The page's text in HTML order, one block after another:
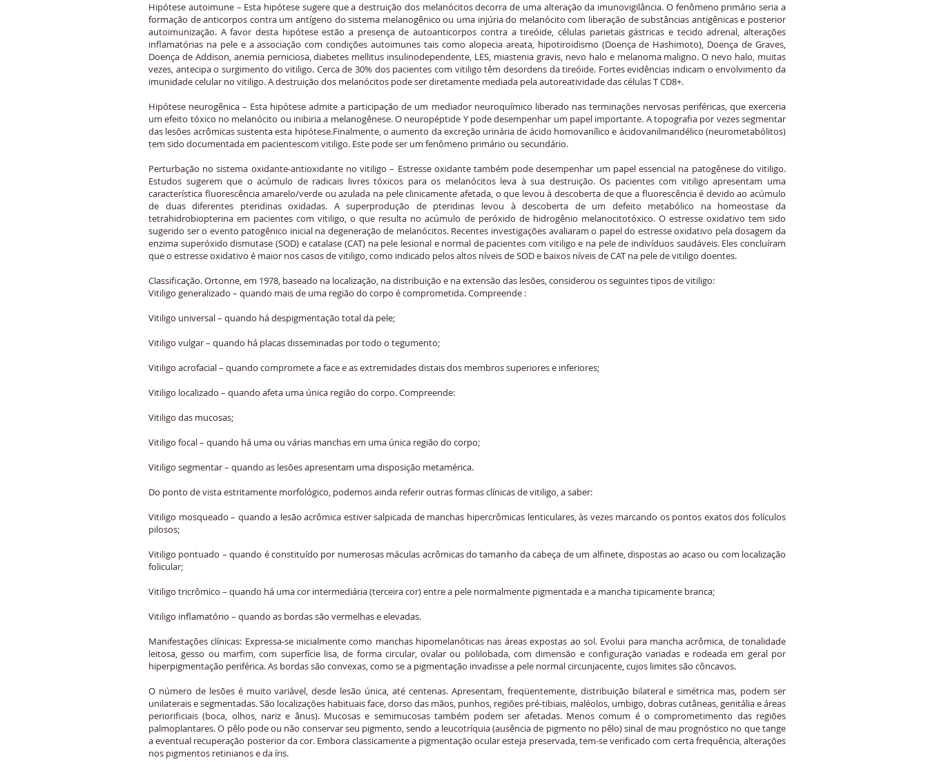
Hipótese autoimune – Esta hipótese sugere que a destruição dos melanócitos decorra de uma alteração da imunovigilância. O fenômeno primário seria a
formação de anticorpos contra um antígeno do sistema melanogênico ou uma injúria do melanócito com liberação de substâncias antigênicas e posterior
autoimunização. A favor desta hipótese estão a presença de autoanticorpos contra a tireóide, células parietais gástricas e tecido adrenal, alterações
inflamatórias na pele e a associação com condições autoimunes tais como alopecia areata, hipotiroidismo (Doença de Hashimoto), Doença de Graves,
Doença de Addison, anemia perniciosa, diabetes mellitus insulinodependente, LES, miastenia gravis, nevo halo e melanoma maligno. O nevo halo, muitas
vezes, antecipa o surgimento do vitiligo. Cerca de 30% dos pacientes com vitiligo têm desordens da tireóide. Fortes evidências indicam o envolvimento da
imunidade celular no vitiligo. A destruição dos melanócitos pode ser diretamente mediada pela autoreatividade das células T CD8+.
Hipótese neurogênica – Esta hipótese admite a participação de um mediador neuroquímico liberado nas terminações nervosas periféricas, que exerceria
um efeito tóxico no melanócito ou inibiria a melanogênese. O neuropéptide Y pode desempenhar um papel importante. A topografia por vezes segmentar
das lesões acrômicas sustenta esta hipótese.Finalmente, o aumento da excreção urinária de ácido homovanílico e ácidovanilmandélico (neurometabólitos)
tem sido documentada em pacientescom vitiligo. Este pode ser um fenômeno primário ou secundário.
Perturbação no sistema oxidante-antioxidante no vitiligo – Estresse oxidante também pode desempenhar um papel essencial na patogênese do vitiligo.
Estudos sugerem que o acúmulo de radicais livres tóxicos para os melanócitos leva à sua destruição. Os pacientes com vitiligo apresentam uma
característica fluorescência amarelo/verde ou azulada na pele clinicamente afetada, o que levou à descoberta de que a fluorescência é devido ao acúmulo
de duas diferentes pteridinas oxidadas. A superprodução de pteridinas levou à descoberta de um defeito metabólico na homeostase da
tetrahidrobiopterina em pacientes com vitiligo, o que resulta no acúmulo de peróxido de hidrogênio melanocitotóxico. O estresse oxidativo tem sido
sugerido ser o evento patogênico inicial na degeneração de melanócitos. Recentes investigações avaliaram o papel do estresse oxidativo pela dosagem da
enzima superóxido dismutase (SOD) e catalase (CAT) na pele lesional e normal de pacientes com vitiligo e na pele de indivíduos saudáveis. Eles concluíram
que o estresse oxidativo é maior nos casos de vitiligo, como indicado pelos altos níveis de SOD e baixos níveis de CAT na pele de vitiligo doentes.
Classificação. Ortonne, em 1978, baseado na localização, na distribuição e na extensão das lesões, considerou os seguintes tipos de vitiligo:
Vitiligo generalizado – quando mais de uma região do corpo é comprometida. Compreende :
Vitiligo universal – quando há despigmentação total da pele;
Vitiligo vulgar – quando há placas disseminadas por todo o tegumento;
Vitiligo acrofacial – quando compromete a face e as extremidades distais dos membros superiores e inferiores;
Vitiligo localizado – quando afeta uma única região do corpo. Compreende:
Vitiligo das mucosas;
Vitiligo focal – quando há uma ou várias manchas em uma única região do corpo;
Vitiligo segmentar – quando as lesões apresentam uma disposição metamérica.
Do ponto de vista estritamente morfológico, podemos ainda referir outras formas clínicas de vitiligo, a saber:
Vitiligo mosqueado – quando a lesão acrômica estiver salpicada de manchas hipercrômicas lenticulares, às vezes marcando os pontos exatos dos folículos
pilosos;
Vitiligo pontuado – quando é constituído por numerosas máculas acrômicas do tamanho da cabeça de um alfinete, dispostas ao acaso ou com localização
folicular;
Vitiligo tricrômico – quando há uma cor intermediária (terceira cor) entre a pele normalmente pigmentada e a mancha tipicamente branca;
Vitiligo inflamatório – quando as bordas são vermelhas e elevadas.
Manifestações clínicas: Expressa-se inicialmente como manchas hipomelanóticas nas áreas expostas ao sol. Evolui para mancha acrômica, de tonalidade
leitosa, gesso ou marfim, com superfície lisa, de forma circular, ovalar ou polilobada, com dimensão e configuração variadas e rodeada em geral por
hiperpigmentação periférica. As bordas são convexas, como se a pigmentação invadisse a pele normal circunjacente, cujos limites são côncavos.
O número de lesões é muito variável, desde lesão única, até centenas. Apresentam, freqüentemente, distribuição bilateral e simétrica mas, podem ser
unilaterais e segmentadas. São localizações habituais face, dorso das mãos, punhos, regiões pré-tibiais, maléolos, umbigo, dobras cutâneas, genitália e áreas
periorificiais (boca, olhos, nariz e ânus). Mucosas e semimucosas também podem ser afetadas. Menos comum é o comprometimento das regiões
palmoplantares. O pêlo pode ou não conservar seu pigmento, sendo a leucotríquia (ausência de pigmento no pêlo) sinal de mau prognóstico no que tange
a eventual recuperação posterior da cor. Embora classicamente a pigmentação ocular esteja preservada, tem-se verificado com certa frequência, alterações
nos pigmentos retinianos e da íris.